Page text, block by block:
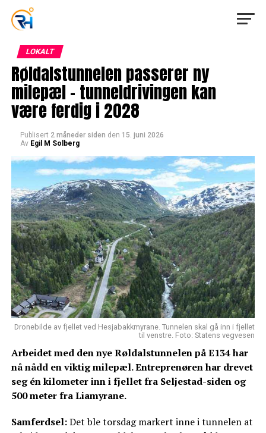
LOKALT
Røldalstunnelen passerer ny
milepæl – tunneldrivingen kan
være ferdig i 2028
Publisert 2 måneder siden den 15. juni 2026
Av Egil M Solberg
Dronebilde av fjellet ved Hesjabakkmyrane. Tunnelen skal gå inn i fjellet
til venstre. Foto: Statens vegvesen
Arbeidet med den nye Røldalstunnelen på E134 har
nå nådd en viktig milepæl. Entreprenøren har drevet
seg én kilometer inn i fjellet fra Seljestad-siden og
500 meter fra Liamyrane.
Samferdsel:Det ble torsdag markert inne i tunnelen at